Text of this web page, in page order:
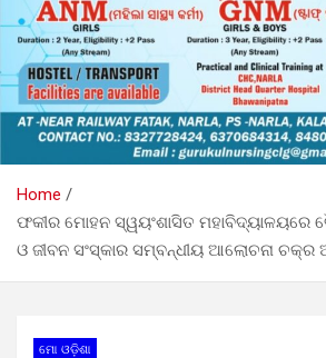
୪ ଯୁବକଙ୍କୁ ଧରିବାକୁ ପୁଲିସର ସ୍ୱତନ୍ତ୍ର
ନିରାପତ୍ତା ଓ ସ୍ୱଚ୍ଛତା
Home
ଫକୀର ମୋହନ ସ୍ୱୟଂଶାସିତ ମହାବିଦ୍ୟାଳୟରେ
ଓ ଜୀବନ ସଂସ୍କାର ସମ୍ବନ୍ଧୀୟ ଆଲୋଚନା ଚକ୍ର
ମୋ ଓଡ଼ିଶା